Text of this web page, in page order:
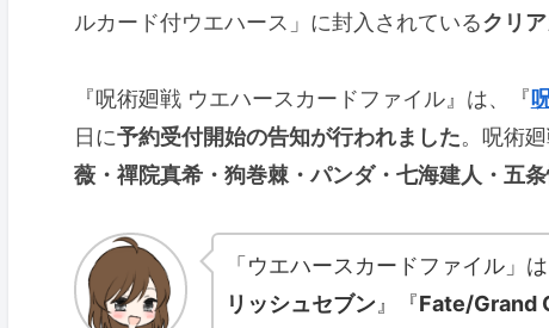
ルカード付ウエハース」に封入されているクリ
『呪術廻戦 ウエハースカードファイル』は、『
日に予約受付開始の告知が行われました。呪術
薇・禪院真希・狗巻棘・パンダ・七海建人・五
「ウエハースカードファイル」
リッシュセブン』『Fate/Grand